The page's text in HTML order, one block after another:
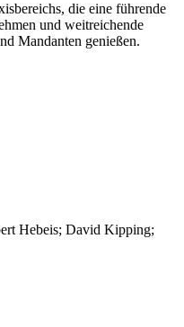
die eine führende
und weitreichende
Mandanten genießen.
Hebeis; David Kipping;